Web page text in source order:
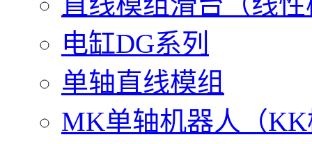
电缸DG系列
单轴直线模组
MK单轴机器人（